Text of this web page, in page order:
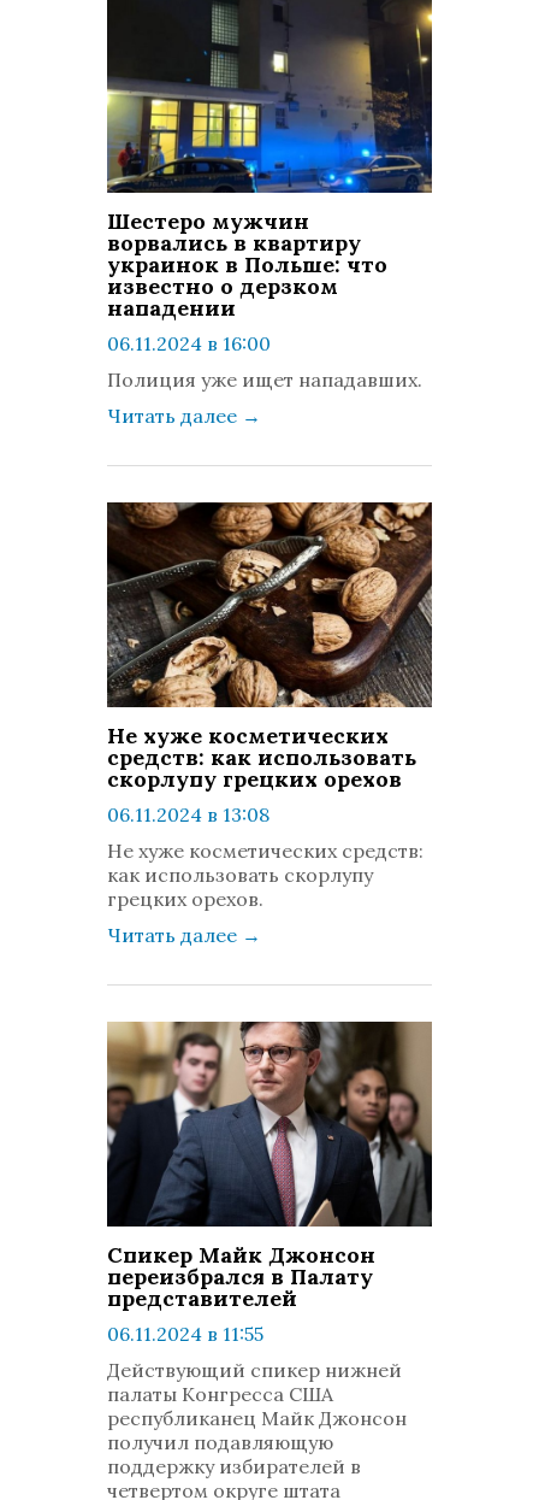
Шестеро мужчин
ворвались в квартиру
украинок в Польше: что
известно о дерзком
нападении
06.11.2024 в 16:00
комментариев: 0
Полиция уже ищет нападавших.
Читать далее →
Не хуже косметических
средств: как использовать
скорлупу грецких орехов
06.11.2024 в 13:08
комментариев: 0
Не хуже косметических средств:
как использовать скорлупу
грецких орехов.
Читать далее →
Спикер Майк Джонсон
переизбрался в Палату
представителей
06.11.2024 в 11:55
просмотров: 686
комментариев: 0
Действующий спикер нижней
палаты Конгресса США
республиканец Майк Джонсон
получил подавляющую
поддержку избирателей в
четвертом округе штата